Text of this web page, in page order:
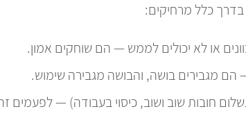
בדרך כלל מרחיקים:
או לא יכולים לממש — הם שוחקים אמון.
מגבירים בושה, והבושה מגבירה שימוש.
חובות שוב ושוב, כיסוי בעבודה) — לפעמים